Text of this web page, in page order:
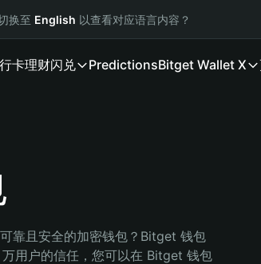
换至 English 以查看对应语言内容？
卡理财闪兑 PredictionsBitget Wallet X
靠且安全的加密钱包？Bitget 钱包
用户的信任，您可以在 Bitget 钱包